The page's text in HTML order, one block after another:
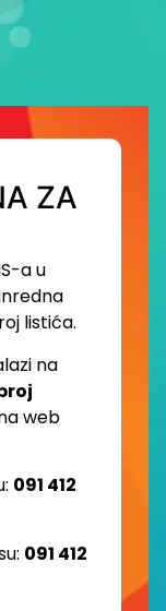
ZA
a u
listića.
na
web
091 412
091 412